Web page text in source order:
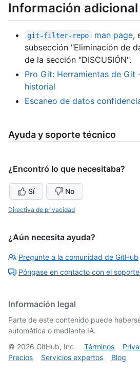
Información adicional
git-filter-repo man page,
subsección "Eliminación de
de la sección "DISCUSIÓN".
Pro Git: Herramientas de Git
historial
Escaneo de datos
Ayuda y soporte técnico
¿Encontró lo que necesitaba?
Sí No
Directiva de privacidad
¿Aún necesita ayuda?
Pregunte a la comunidad de GitHub
Póngase en contacto con el
Información legal
Parte de este contenido puede
automática o mediante IA.
© 2026 GitHub, Inc. Términos
Precios
Servicios expertos Blog